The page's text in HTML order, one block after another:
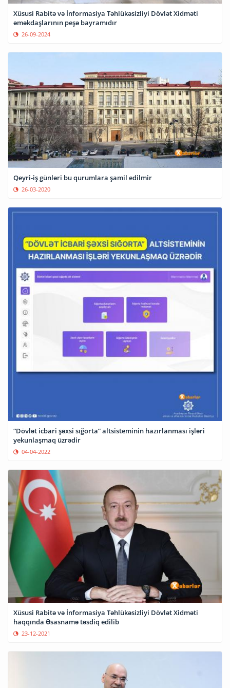
Xüsusi Rabitə və İnformasiya Təhlükəsizliyi Dövlət Xidməti
əməkdaşlarının peşə bayramıdır
26-09-2024
Qeyri-iş günləri bu qurumlara şamil edilmir
26-03-2020
“Dövlət icbari şəxsi sığorta” altsisteminin hazırlanması işləri
yekunlaşmaq üzrədir
04-04-2022
Xüsusi Rabitə və İnformasiya Təhlükəsizliyi Dövlət Xidməti
haqqında Əsasnamə təsdiq edilib
23-12-2021